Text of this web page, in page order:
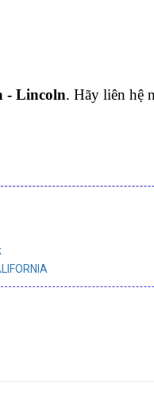
- Lincoln. Hãy liên hệ